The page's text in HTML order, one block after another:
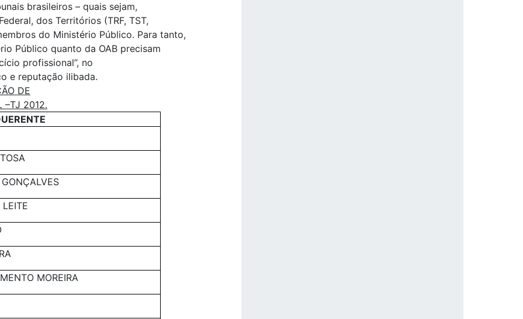
brasileiros – quais sejam,
dos Territórios (TRF, TST,
do Ministério Público. Para tanto,
Público quanto da OAB precisam
profissional”, no
e reputação ilibada.
DE
–TJ 2012.
MOREIRA